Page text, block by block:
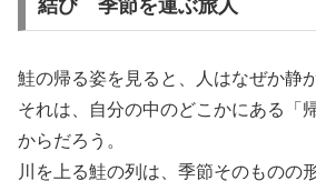
結び 季節を運ぶ旅人
鮭の帰る姿を見ると、人はなぜか静
それは、自分の中のどこかにある「
からだろう。
川を上る鮭の列は、季節そのものの形